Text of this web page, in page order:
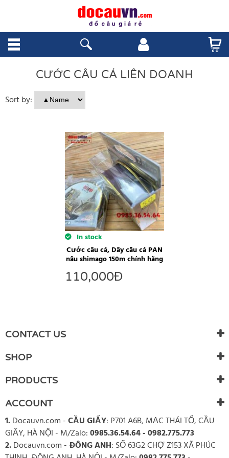
CƯỚC CÂU CÁ LIÊN DOANH
Sort by:
In stock
Cước câu cá, Dây câu cá PAN
nâu shimago 150m chính hãng
110,000Đ
CONTACT US
SHOP
PRODUCTS
ACCOUNT
1.Docauvn.com -CẦU GIẤY: P701 A6B, MẠC THÁI TỔ, CẦU
GIẤY, HÀ NỘI - M/Zalo:0985.36.54.64 - 0982.775.773
2.Docauvn.com - ĐÔNG ANH: SỐ 63G2 CHỢ Z153 XÃ PHÚC